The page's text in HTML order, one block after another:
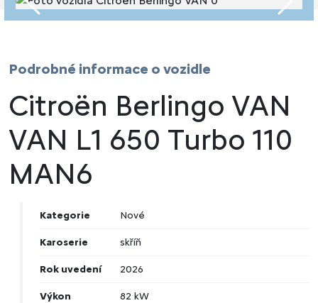
Předchozí
Podrobné informace o vozidle
Citroën Berlingo VAN
VAN L1 650 Turbo 110
MAN6
Kategorie Nové
Karoserie skříň
Rok uvedení 2026
Výkon 82 kW